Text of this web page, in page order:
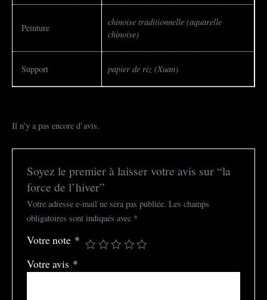
Peinture
chinoise traditionnelle (aquarelle
chinoise)
Support papier de riz (Xuan)
Il n’y a pas encore d’avis.
Soyez le premier à laisser votre avis sur “la
force de l’hiver”
Votre adresse e-mail ne sera pas publiée. Les champs
obligatoires sont indiqués avec *
Votre note *
Votre avis *